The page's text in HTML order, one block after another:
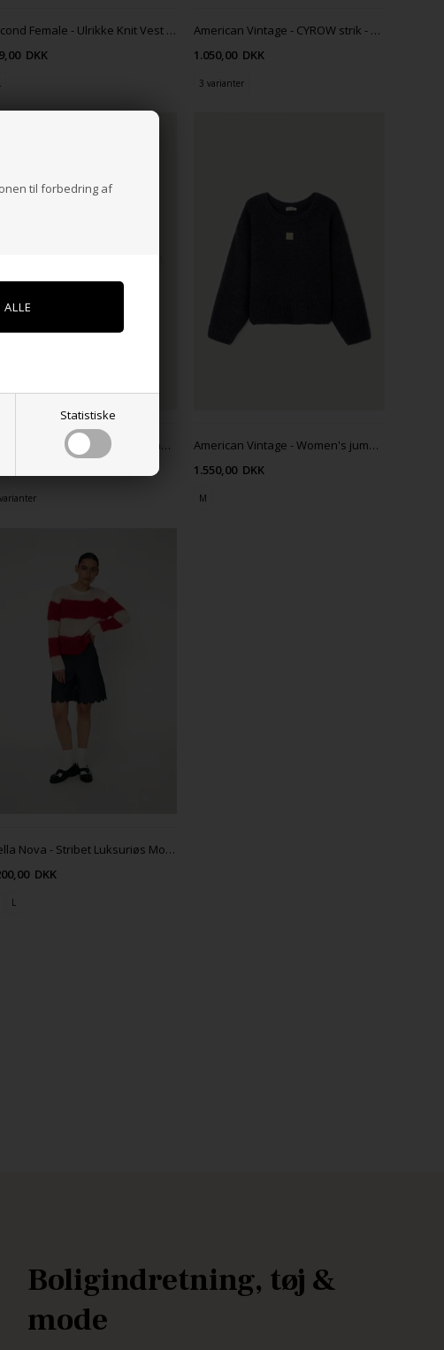
til forbedring af
Statistiske
Second Female - Ulrikke Knit Vest - Chocolate torte
DKK
American Vintage - CYROW strik - OTARIE CHINE
1.050,00 DKK
3 varianter
American Vintage - Women's jumper Cyanbay - Pearl
American Vintage - Women's jumper East - NAVY MOULINE
1.550,00 DKK
M
Stella Nova - Stribet Luksuriøs Mohair Sweater - Ivory
DKK
L
Boligindretning, tøj &
mode